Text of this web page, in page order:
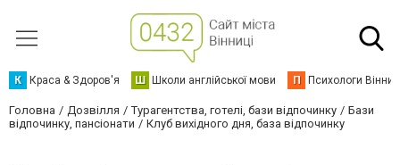
К Краса & Здоров'я Ш Школи англійської мови П Психологи
Головна Дозвілля Турагентства, готелі, бази відпочинку
Бази
відпочинку, пансіонати
Клуб вихідного дня, база відпочинку